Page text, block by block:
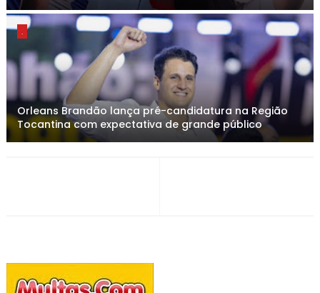
.
Orleans Brandão lança pré-candidatura na Região
Tocantina com expectativa de grande público